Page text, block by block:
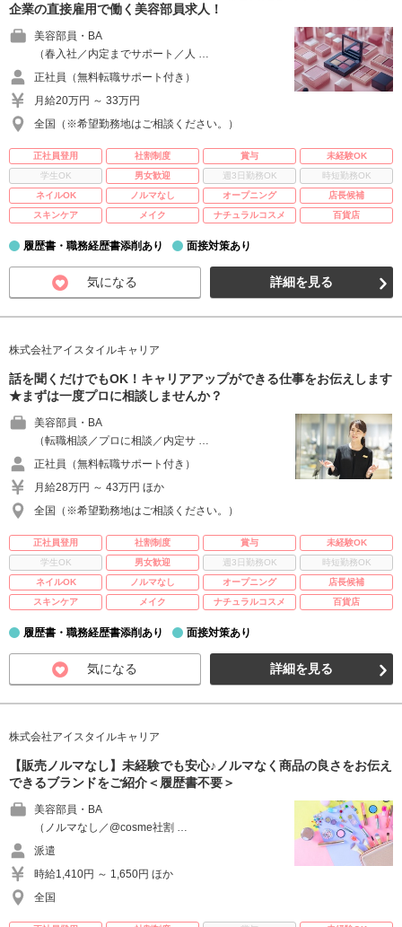
企業の直接雇用で働く美容部員求人！
美容部員・BA
（春入社／内定までサポート／人 …
正社員（無料転職サポート付き）
月給20万円 ～ 33万円
全国（※希望勤務地はご相談ください。）
正社員登用 社割制度 賞与
未経験OK
学生OK
男女歓迎 週3日勤務OK
時短勤務OK
ネイルOK
ノルマなし オープニング
店長候補
スキンケア
メイク ナチュラルコスメ 百貨店
履歴書・職務経歴書添削あり 面接対策あり
気になる 詳細を見る
株式会社アイスタイルキャリア
話を聞くだけでもOK！キャリアアップができる仕事をお伝えします
★まずは一度プロに相談しませんか？
美容部員・BA
（転職相談／プロに相談／内定サ …
正社員（無料転職サポート付き）
月給28万円 ～ 43万円 ほか
全国（※希望勤務地はご相談ください。）
正社員登用 社割制度 賞与
未経験OK
学生OK
男女歓迎 週3日勤務OK
時短勤務OK
ネイルOK
ノルマなし オープニング
店長候補
スキンケア
メイク ナチュラルコスメ 百貨店
履歴書・職務経歴書添削あり 面接対策あり
気になる 詳細を見る
株式会社アイスタイルキャリア
【販売ノルマなし】未経験でも安心♪ノルマなく商品の良さをお伝え
できるブランドをご紹介＜履歴書不要＞
美容部員・BA
（ノルマなし／@cosme社割 …
派遣
時給1,410円 ～ 1,650円 ほか
全国